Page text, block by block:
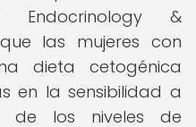
&
las mujeres con
dieta cetogénica
en la sensibilidad a
de los niveles de